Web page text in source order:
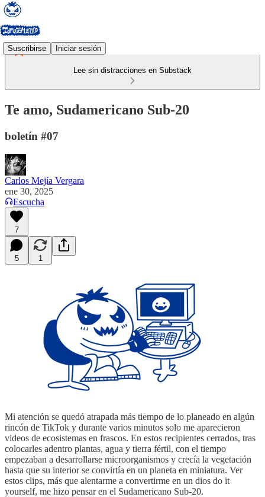
Suscribirse Iniciar sesión
Lee sin distracciones en Substack
Te amo, Sudamericano Sub-20
boletín #07
Carlos Mejía Vergara
ene 30, 2025
Escucha
7
5 1
Mi atención se quedó atrapada más tiempo de lo planeado en algún
rincón de TikTok y durante varios minutos solo me aparecieron
videos de ecosistemas en frascos. En estos recipientes cerrados, tras
colocarles adentro plantas, agua y tierra fértil, con el tiempo
empezaban a desarrollarse microorganismos y crecía la vegetación
hasta que su interior se convirtía en un planeta en miniatura. Ver
estos clips, más que alentarme a convertirme en un dios do it
yourself, me hizo pensar en el Sudamericano Sub-20.